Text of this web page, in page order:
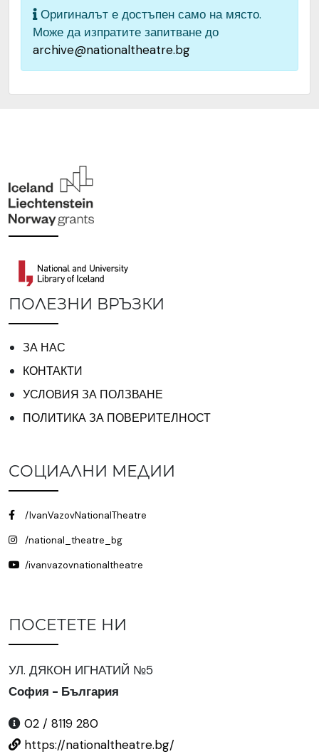
Качество на
изображението
Средно
Оригиналът е достъпен само на място.
Може да изпратите запитване до
archive@nationaltheatre.bg
ПОЛЕЗНИ ВРЪЗКИ
ЗА НАС
КОНТАКТИ
УСЛОВИЯ ЗА ПОЛЗВАНЕ
ПОЛИТИКА ЗА ПОВЕРИТЕЛНОСТ
СОЦИАЛНИ МЕДИИ
/IvanVazovNationalTheatre
/national_theatre_bg
/ivanvazovnationaltheatre
ПОСЕТЕТЕ НИ
УЛ. ДЯКОН ИГНАТИЙ №5
София - България
02 / 8119 280
https://nationaltheatre.bg/